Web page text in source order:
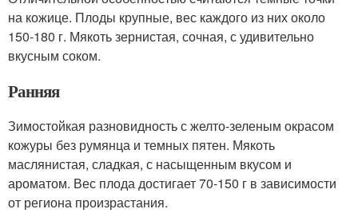
на кожице. Плоды крупные, вес каждого из них около
150-180 г. Мякоть зернистая, сочная, с удивительно
вкусным соком.
Ранняя
Зимостойкая разновидность с желто-зеленым окрасом
кожуры без румянца и темных пятен. Мякоть
маслянистая, сладкая, с насыщенным вкусом и
ароматом. Вес плода достигает 70-150 г в зависимости
от региона произрастания.